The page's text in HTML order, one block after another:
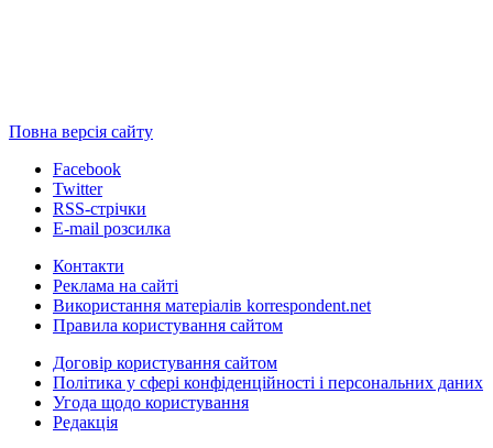
Повна версія сайту
Facebook
Twitter
RSS-стрічки
E-mail розсилка
Контакти
Реклама на сайті
Використання матеріалів korrespondent.net
Правила користування сайтом
Договір користування сайтом
Політика у сфері конфіденційності і персональних даних
Угода щодо користування
Редакція